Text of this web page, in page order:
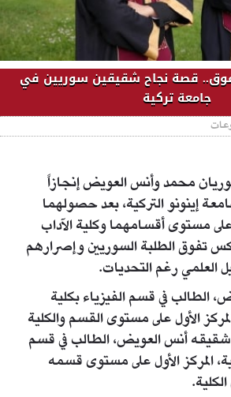
قصة نجاح شقيقين سوريين في
جامعة تركية
محمد وأنس العويض إنجازاً
إينونو التركية، بعد حصولهما
مستوى أقسامهما وكلية الآداب
تفوق الطلبة السوريين وإصرارهم
العلمي رغم التحديات.
في قسم الفيزياء بكلية
الأول على مستوى القسم والكلية
شقيقه أنس العويض، الطالب في قسم
المركز الأول على مستوى قسمه